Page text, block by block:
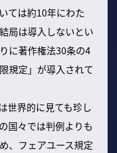
ては約10年にわた
局は導入しないとい
に著作権法30条の4
規定」が導入されて
世界的に見ても珍し
国々では判例よりも
、フェアユース規定